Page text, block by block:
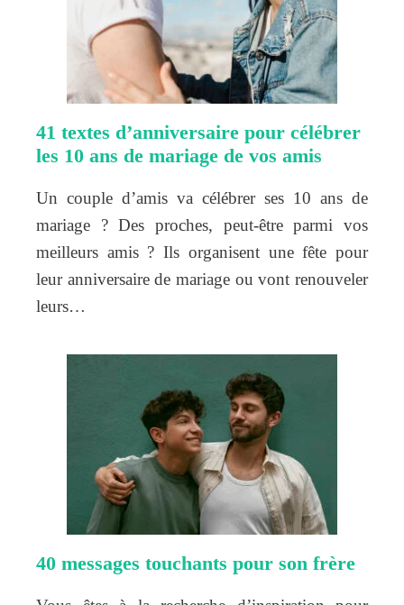
41 textes d’anniversaire pour célébrer
les 10 ans de mariage de vos amis
Un couple d’amis va célébrer ses 10 ans de
mariage ? Des proches, peut-être parmi vos
meilleurs amis ? Ils organisent une fête pour
leur anniversaire de mariage ou vont renouveler
leurs…
40 messages touchants pour son frère